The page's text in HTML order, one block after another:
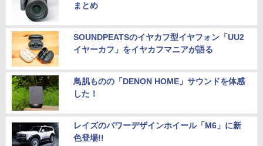
まとめ
SOUNDPEATSのイヤカフ型イヤフォン「UU2
イヤーカフ」をイヤカフマニアが語る
鳥肌ものの「DENON HOME」サウンドを体感
した！
レイズのパワーデザインホイール「M6」に新
色登場!!